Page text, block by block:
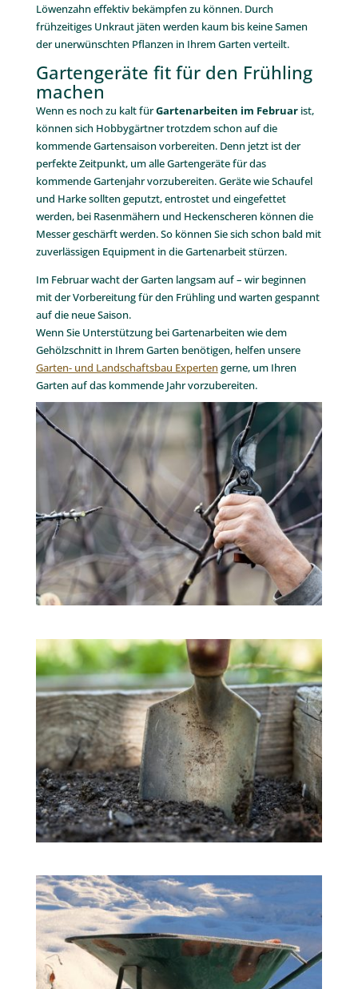
Löwenzahn effektiv bekämpfen zu können. Durch
frühzeitiges Unkraut jäten werden kaum bis keine Samen
der unerwünschten Pflanzen in Ihrem Garten verteilt.
Gartengeräte fit für den Frühling
machen
Wenn es noch zu kalt fürGartenarbeiten im Februarist,
können sich Hobbygärtner trotzdem schon auf die
kommende Gartensaison vorbereiten. Denn jetzt ist der
perfekte Zeitpunkt, um alle Gartengeräte für das
kommende Gartenjahr vorzubereiten. Geräte wie Schaufel
und Harke sollten geputzt, entrostet und eingefettet
werden, bei Rasenmähern und Heckenscheren können die
Messer geschärft werden. So können Sie sich schon bald mit
zuverlässigen Equipment in die Gartenarbeit stürzen.
Im Februar wacht der Garten langsam auf – wir beginnen
mit der Vorbereitung für den Frühling und warten gespannt
auf die neue Saison.
Wenn Sie Unterstützung bei Gartenarbeiten wie dem
Gehölzschnitt in Ihrem Garten benötigen, helfen unsere
Garten- und Landschaftsbau Experten gerne, um Ihren
Garten auf das kommende Jahr vorzubereiten.